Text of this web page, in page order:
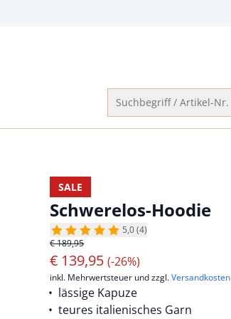
Suchbegriff / Artikel-Nr.
SALE
Schwerelos-Hoodie
5,0 (4)
€ 189,95
€ 139,95(-26%)
inkl. Mehrwertsteuer und zzgl.Versandkosten
lässige Kapuze
teures italienisches Garn